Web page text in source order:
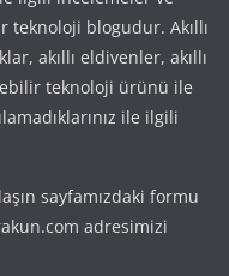
blogudur. Akıllı
akıllı eldivenler, akıllı
teknoloji ürünü ile
ile ilgili
sayfamızdaki formu
adresimizi